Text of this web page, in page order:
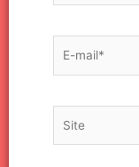
mail*